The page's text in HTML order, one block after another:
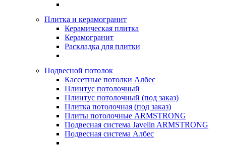
Плитка и керамогранит
Керамическая плитка
Керамогранит
Раскладка для плитки
Подвесной потолок
Кассетные потолки Албес
Плинтус потолочный
Плинтус потолочный (под заказ)
Плитка потолочная (под заказ)
Плиты потолочные ARMSTRONG
Подвесная система Javelin ARMSTRONG
Подвесная система Албес